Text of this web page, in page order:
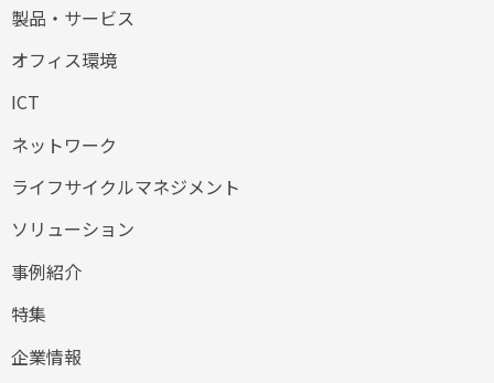
製品・サービス
オフィス環境
ICT
ネットワーク
ライフサイクルマネジメント
ソリューション
事例紹介
特集
企業情報